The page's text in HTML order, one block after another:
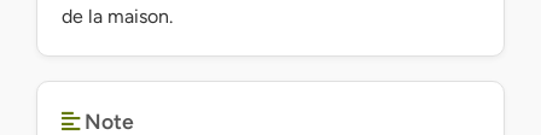
de la maison.
Note